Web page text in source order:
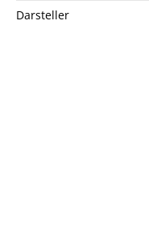
Darsteller